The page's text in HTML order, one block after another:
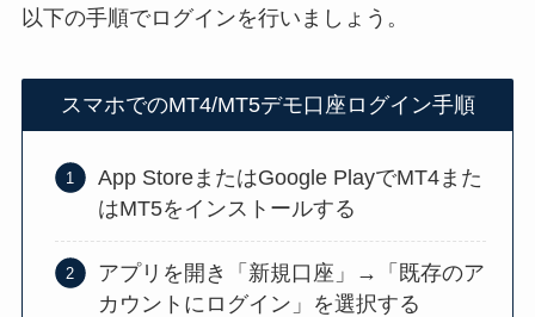
以下の手順でログインを行いましょう。
スマホでのMT4/MT5デモ口座ログイン手順
App StoreまたはGoogle PlayでMT4また
はMT5をインストールする
アプリを開き「新規口座」→「既存のア
カウントにログイン」を選択する